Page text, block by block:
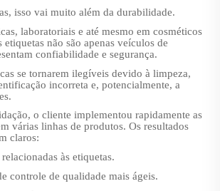
isso vai muito além da durabilidade.
laboratoriais e até mesmo em cosméticos
etiquetas não são apenas veículos de
confiabilidade e segurança.
se tornarem ilegíveis devido à limpeza,
incorreta e, potencialmente, a
o cliente implementou rapidamente as
várias linhas de produtos. Os resultados
claros:
às etiquetas.
controle de qualidade mais ágeis.